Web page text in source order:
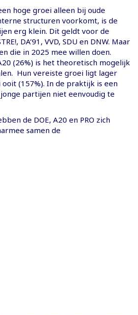
hoge groei alleen bij oude
structuren voorkomt, is de
erg klein. Dit geldt voor de
DA’91, VVD, SDU en DNW. Maar
die in 2025 mee willen doen.
(26%) is het theoretisch mogelijk
Hun vereiste groei ligt lager
(157%). In de praktijk is een
partijen niet eenvoudig te
de DOE, A20 en PRO zich
samen de